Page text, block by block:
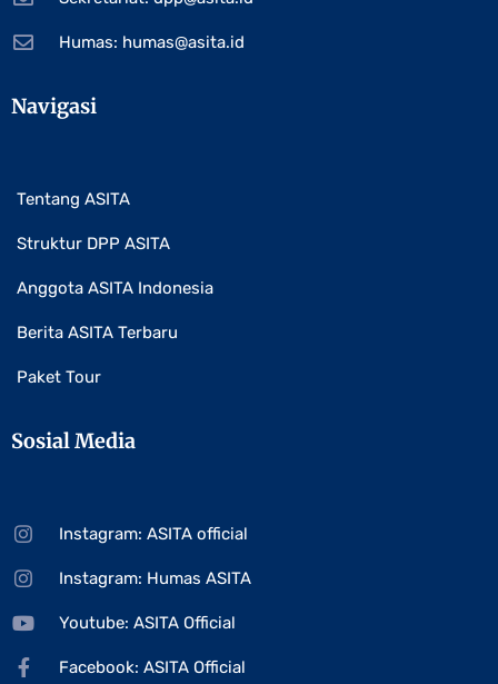
Humas: humas@asita.id
Navigasi
Tentang ASITA
Struktur DPP ASITA
Anggota ASITA Indonesia
Berita ASITA Terbaru
Paket Tour
Sosial Media
Instagram: ASITA official
Instagram: Humas ASITA
Youtube: ASITA Official
Facebook: ASITA Official